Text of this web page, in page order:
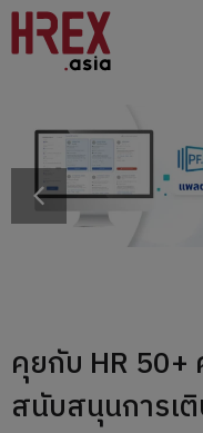
คุยกับ HR 50+
สนับสนุนการเ